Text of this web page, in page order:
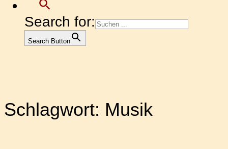
Search for:
Search Button
Schlagwort: Musik